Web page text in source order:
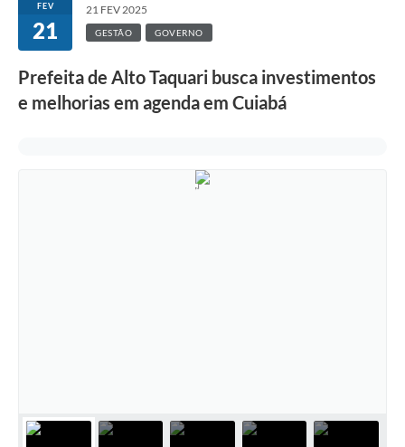
FEV
21
21 FEV 2025
GESTÃO GOVERNO
Prefeita de Alto Taquari busca investimentos
e melhorias em agenda em Cuiabá